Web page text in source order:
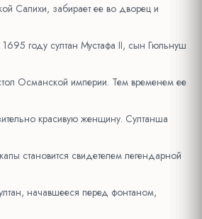
Салихи, забирает ее во дворец и
году султан Мустафа II, сын Гюльнуш
Османской империи. Тем временем ее
красивую женщину. Султанша
становится свидетелем легендарной
начавшееся перед фонтаном,